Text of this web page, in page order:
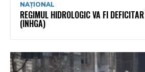
NAȚIONAL
REGIMUL HIDROLOGIC VA FI
(INHGA)